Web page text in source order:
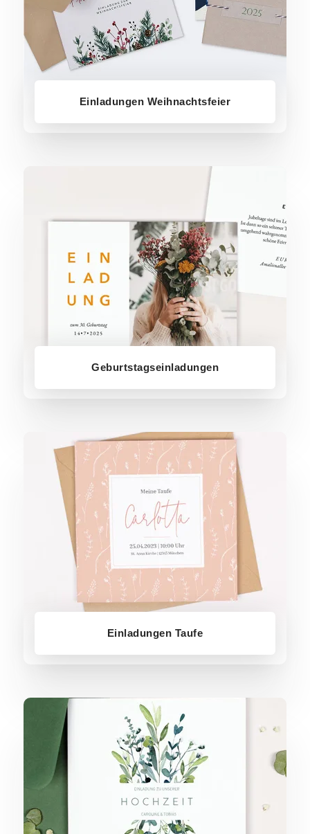
Einladungen Weihnachtsfeier
Geburtstagseinladungen
Einladungen Taufe
Hochzeitseinladungen